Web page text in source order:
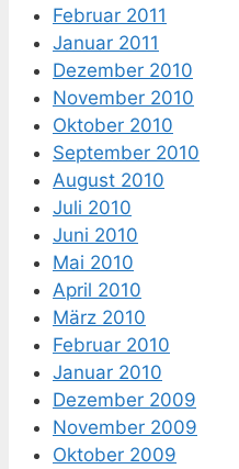
Februar 2011
Januar 2011
Dezember 2010
November 2010
Oktober 2010
September 2010
August 2010
Juli 2010
Juni 2010
Mai 2010
April 2010
März 2010
Februar 2010
Januar 2010
Dezember 2009
November 2009
Oktober 2009